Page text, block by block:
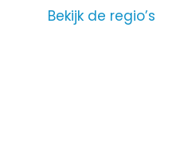
Bekijk de regio’s